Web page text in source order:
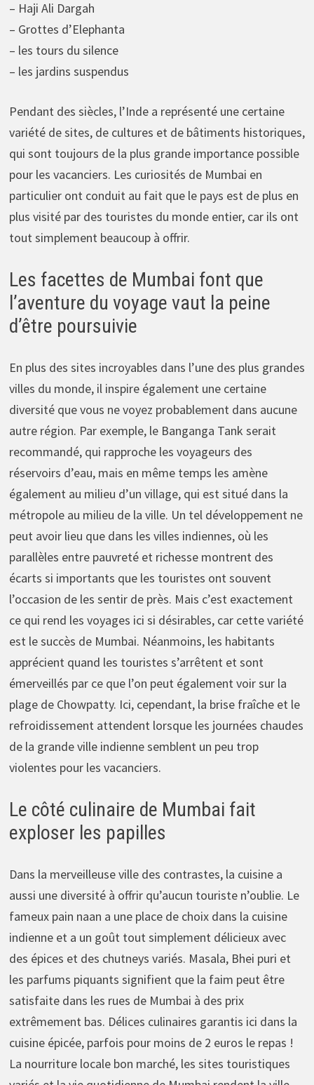
– Haji Ali Dargah
– Grottes d’Elephanta
– les tours du silence
– les jardins suspendus
Pendant des siècles, l’Inde a représenté une certaine
variété de sites, de cultures et de bâtiments historiques,
qui sont toujours de la plus grande importance possible
pour les vacanciers. Les curiosités de Mumbai en
particulier ont conduit au fait que le pays est de plus en
plus visité par des touristes du monde entier, car ils ont
tout simplement beaucoup à offrir.
Les facettes de Mumbai font que
l’aventure du voyage vaut la peine
d’être poursuivie
En plus des sites incroyables dans l’une des plus grandes
villes du monde, il inspire également une certaine
diversité que vous ne voyez probablement dans aucune
autre région. Par exemple, le Banganga Tank serait
recommandé, qui rapproche les voyageurs des
réservoirs d’eau, mais en même temps les amène
également au milieu d’un village, qui est situé dans la
métropole au milieu de la ville. Un tel développement ne
peut avoir lieu que dans les villes indiennes, où les
parallèles entre pauvreté et richesse montrent des
écarts si importants que les touristes ont souvent
l’occasion de les sentir de près. Mais c’est exactement
ce qui rend les voyages ici si désirables, car cette variété
est le succès de Mumbai. Néanmoins, les habitants
apprécient quand les touristes s’arrêtent et sont
émerveillés par ce que l’on peut également voir sur la
plage de Chowpatty. Ici, cependant, la brise fraîche et le
refroidissement attendent lorsque les journées chaudes
de la grande ville indienne semblent un peu trop
violentes pour les vacanciers.
Le côté culinaire de Mumbai fait
exploser les papilles
Dans la merveilleuse ville des contrastes, la cuisine a
aussi une diversité à offrir qu’aucun touriste n’oublie. Le
fameux pain naan a une place de choix dans la cuisine
indienne et a un goût tout simplement délicieux avec
des épices et des chutneys variés. Masala, Bhei puri et
les parfums piquants signifient que la faim peut être
satisfaite dans les rues de Mumbai à des prix
extrêmement bas. Délices culinaires garantis ici dans la
cuisine épicée, parfois pour moins de 2 euros le repas !
La nourriture locale bon marché, les sites touristiques